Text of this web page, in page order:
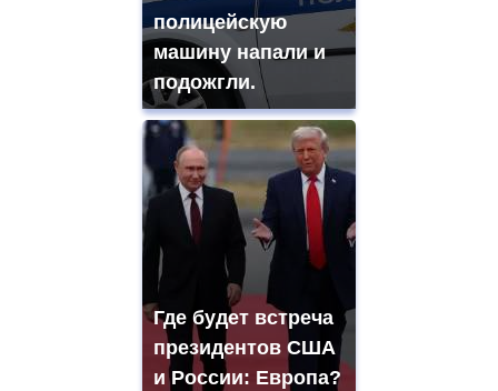
полицейскую
машину напали и
подожгли.
Где будет встреча
президентов США
и России: Европа?